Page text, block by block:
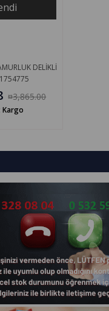
DELİKLİ
¤3,865.00
Kargo